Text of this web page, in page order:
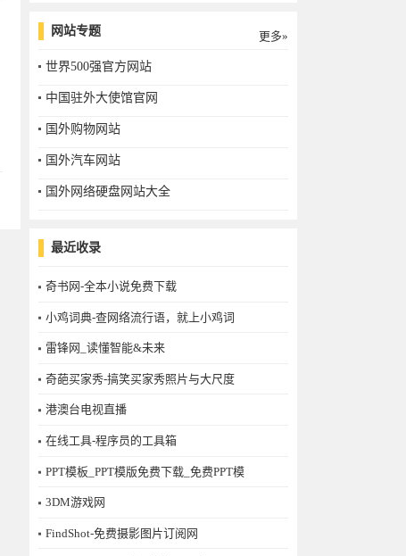
网站专题 更多»
世界500强官方网站
中国驻外大使馆官网
国外购物网站
国外汽车网站
国外网络硬盘网站大全
最近收录
奇书网-全本小说免费下载
小鸡词典-查网络流行语，就上小鸡词
雷锋网_读懂智能&未来
奇葩买家秀-搞笑买家秀照片与大尺度
港澳台电视直播
在线工具-程序员的工具箱
PPT模板_PPT模版免费下载_免费PPT模
3DM游戏网
FindShot-免费摄影图片订阅网